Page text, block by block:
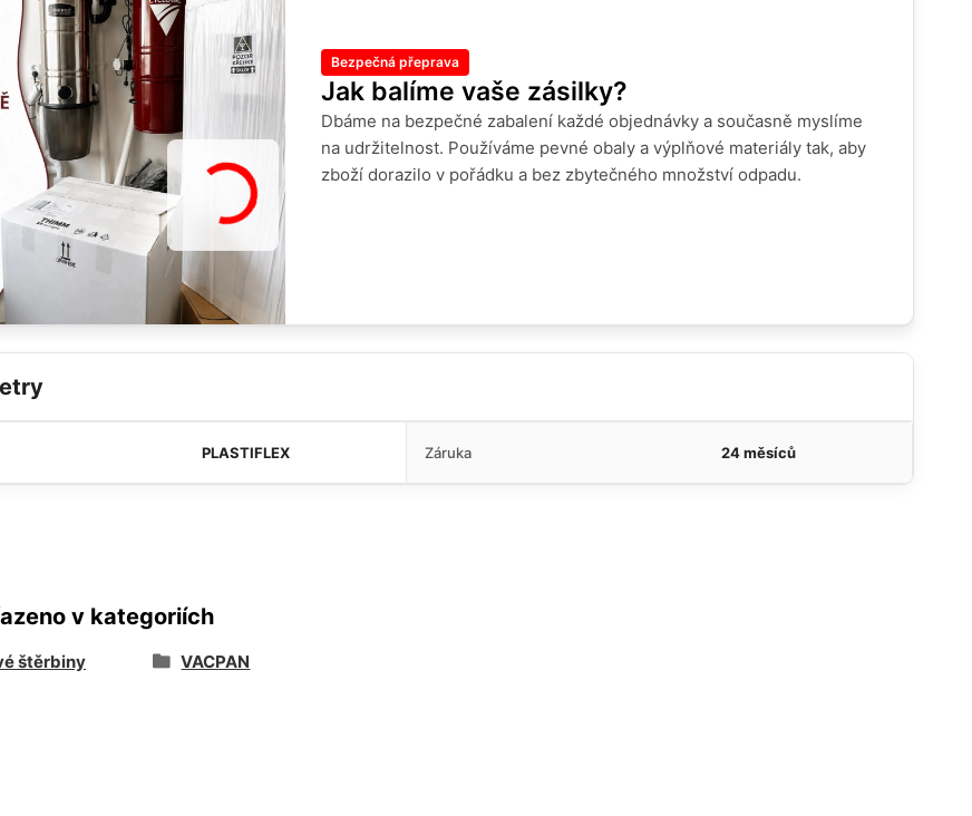
Bezpečná přeprava
Jak balíme vaše zásilky?
Dbáme na bezpečné zabalení každé objednávky a současně myslíme
na udržitelnost. Používáme pevné obaly a výplňové materiály tak, aby
zboží dorazilo v pořádku a bez zbytečného množství odpadu.
PLASTIFLEX Záruka 24 měsíců
v kategoriích
štěrbiny VACPAN